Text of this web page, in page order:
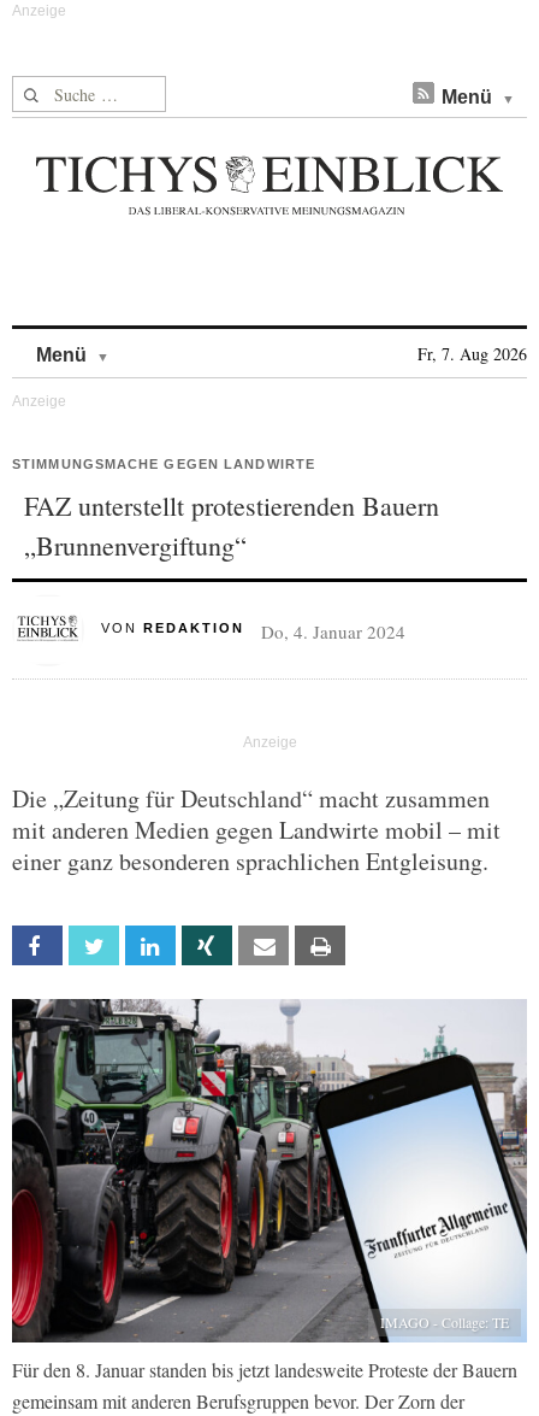
Suche nach: Menü
Menü Fr, 7. Aug 2026
STIMMUNGSMACHE GEGEN LANDWIRTE
FAZ unterstellt protestierenden Bauern
„Brunnenvergiftung“
VON REDAKTION Do, 4. Januar 2024
Die „Zeitung für Deutschland“ macht zusammen
mit anderen Medien gegen Landwirte mobil – mit
einer ganz besonderen sprachlichen Entgleisung.
Facebook Twitter Linkedin Xing Email
IMAGO - Collage: TE
Für den 8. Januar standen bis jetzt landesweite Proteste der Bauern
gemeinsam mit anderen Berufsgruppen bevor. Der Zorn der